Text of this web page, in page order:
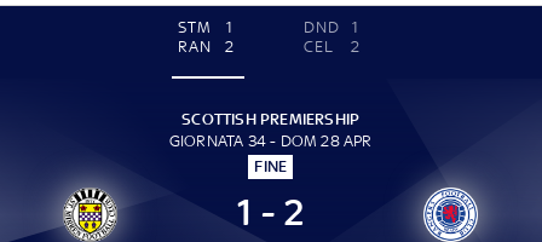
STM
1
RAN
2
DND
1
CEL
2
SCOTTISH PREMIERSHIP
GIORNATA 34 - DOM 28 APR
FINE
1 - 2